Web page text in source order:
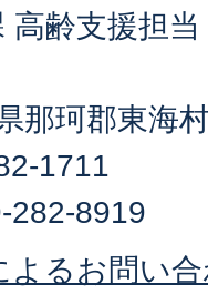
高齢支援担当
那珂郡東海
1711
282-8919
よるお問い